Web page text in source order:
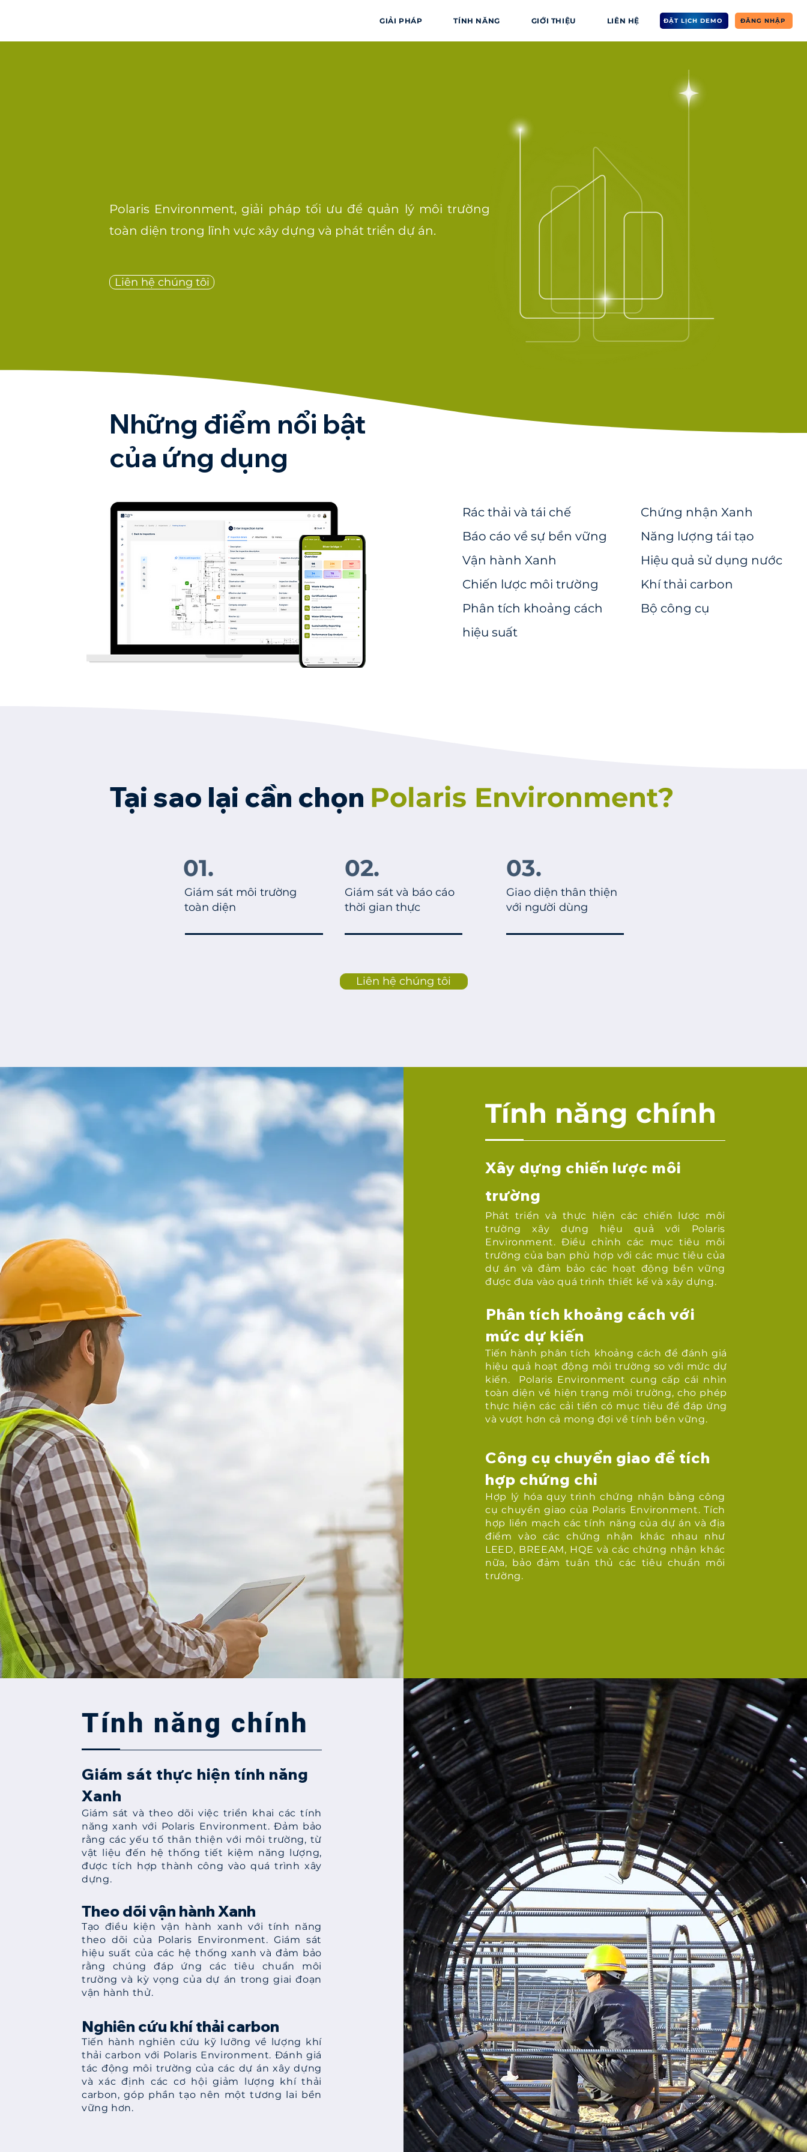
GIẢI PHÁP TÍNH NĂNG GIỚI THIỆU LIÊN HỆ ĐẶT LỊCH DEMO ĐĂNG NHẬP
Polaris Environment, giải pháp tối ưu để quản lý môi trường
toàn diện trong lĩnh vực xây dựng và phát triển dự án.
Liên hệ chúng tôi
Những điểm nổi bật
của ứng dụng
Rác thải và tái chế
Báo cáo về sự bền vững
Vận hành Xanh
Chiến lược môi trường
Phân tích khoảng cách
hiệu suất
Chứng nhận Xanh
Năng lượng tái tạo
Hiệu quả sử dụng nước
Khí thải carbon
Bộ công cụ
Tại sao lại cần chọn Polaris Environment?
01.
Giám sát môi trường
toàn diện
02.
Giám sát và báo cáo
thời gian thực
Liên hệ chúng tôi
03.
Giao diện thân thiện
với người dùng
Tính năng chính
Xây dựng chiến lược môi
trường
Phát triển và thực hiện các chiến lược môi
trường xây dựng hiệu quả với Polaris
Environment. Điều chỉnh các mục tiêu môi
trường của bạn phù hợp với các mục tiêu của
dự án và đảm bảo các hoạt động bền vững
được đưa vào quá trình thiết kế và xây dựng.
Phân tích khoảng cách với
mức dự kiến
Tiến hành phân tích khoảng cách để đánh giá
hiệu quả hoạt động môi trường so với mức dự
kiến. Polaris Environment cung cấp cái nhìn
toàn diện về hiện trạng môi trường, cho phép
thực hiện các cải tiến có mục tiêu để đáp ứng
và vượt hơn cả mong đợi về tính bền vững.
Công cụ chuyển giao để tích
hợp chứng chỉ
Hợp lý hóa quy trình chứng nhận bằng công
cụ chuyển giao của Polaris Environment. Tích
hợp liền mạch các tính năng của dự án và địa
điểm vào các chứng nhận khác nhau như
LEED, BREEAM, HQE và các chứng nhận khác
nữa, bảo đảm tuân thủ các tiêu chuẩn môi
trường.
Tính năng chính
Giám sát thực hiện tính năng
Xanh
Giám sát và theo dõi việc triển khai các tính
năng xanh với Polaris Environment. Đảm bảo
rằng các yếu tố thân thiện với môi trường, từ
vật liệu đến hệ thống tiết kiệm năng lượng,
được tích hợp thành công vào quá trình xây
dựng.
Theo dõi vận hành Xanh
Tạo điều kiện vận hành xanh với tính năng
theo dõi của Polaris Environment. Giám sát
hiệu suất của các hệ thống xanh và đảm bảo
rằng chúng đáp ứng các tiêu chuẩn môi
trường và kỳ vọng của dự án trong giai đoạn
vận hành thử.
Nghiên cứu khí thải carbon
Tiến hành nghiên cứu kỹ lưỡng về lượng khí
thải carbon với Polaris Environment. Đánh giá
tác động môi trường của các dự án xây dựng
và xác định các cơ hội giảm lượng khí thải
carbon, góp phần tạo nên một tương lai bền
vững hơn.